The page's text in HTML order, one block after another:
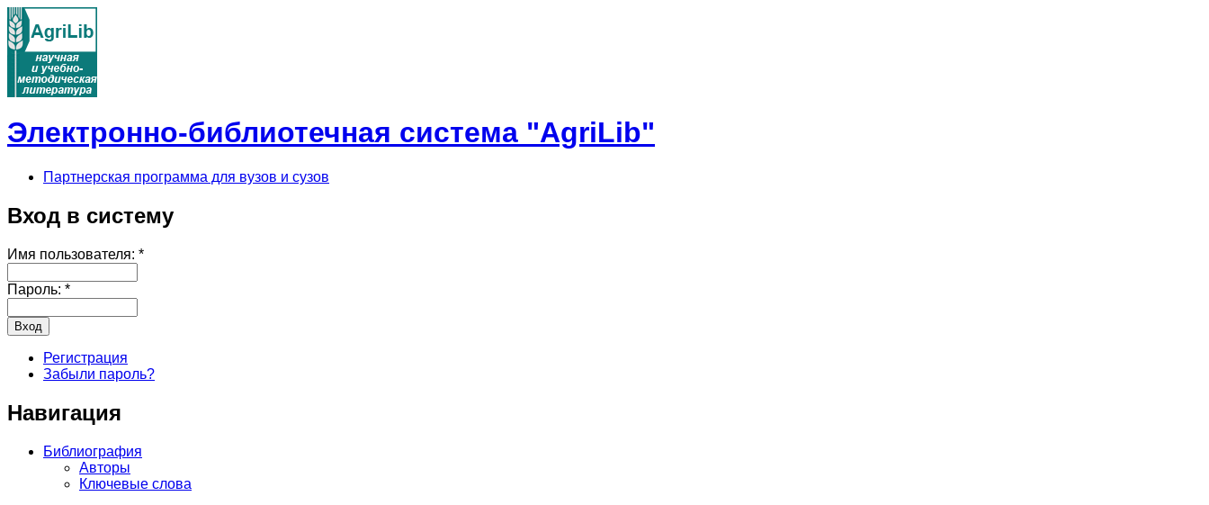
Электронно-библиотечная система "AgriLib"
Партнерская программа для вузов и сузов
Вход в систему
Имя пользователя: *
Пароль: *
Регистрация
Забыли пароль?
Навигация
Библиография
Авторы
Ключевые слова